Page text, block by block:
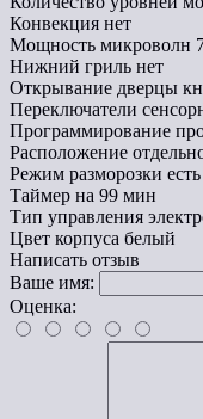
Конвекция нет
Мощность микроволн
Нижний гриль нет
Открывание дверцы
Переключатели
Программирование
Расположение
Режим разморозки есть
Таймер на 99 мин
Тип управления
Цвет корпуса белый
Написать отзыв
Ваше имя:
Оценка: